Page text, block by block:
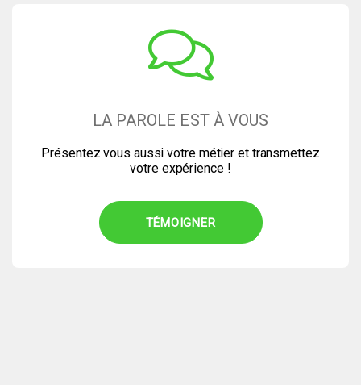
LA PAROLE EST À VOUS
Présentez vous aussi votre métier et transmettez
votre expérience !
TÉMOIGNER